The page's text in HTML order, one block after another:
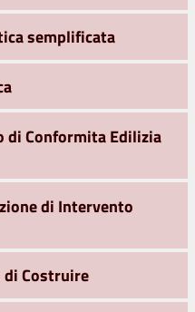
semplificata
Conformita Edilizia
di Intervento
Costruire